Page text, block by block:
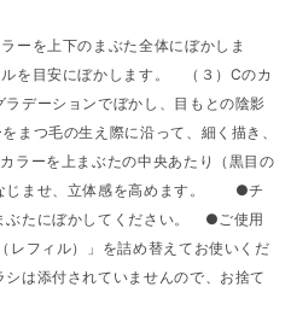
ーを上下のまぶた全体にぼかしま
を目安にぼかします。 （３）Cのカ
デーションでぼかし、目もとの陰影
つ毛の生え際に沿って、細く描き、
ラーを上まぶたの中央あたり（黒目の
じませ、立体感を高めます。 ●チ
ぶたにぼかしてください。 ●ご使用
レフィル）」を詰め替えてお使いくだ
は添付されていませんので、お捨て